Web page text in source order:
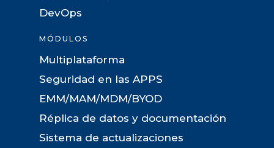
DevOps
MÓDULOS
Multiplataforma
Seguridad en las APPS
EMM/MAM/MDM/BYOD
Réplica de datos y documentación
Sistema de actualizaciones